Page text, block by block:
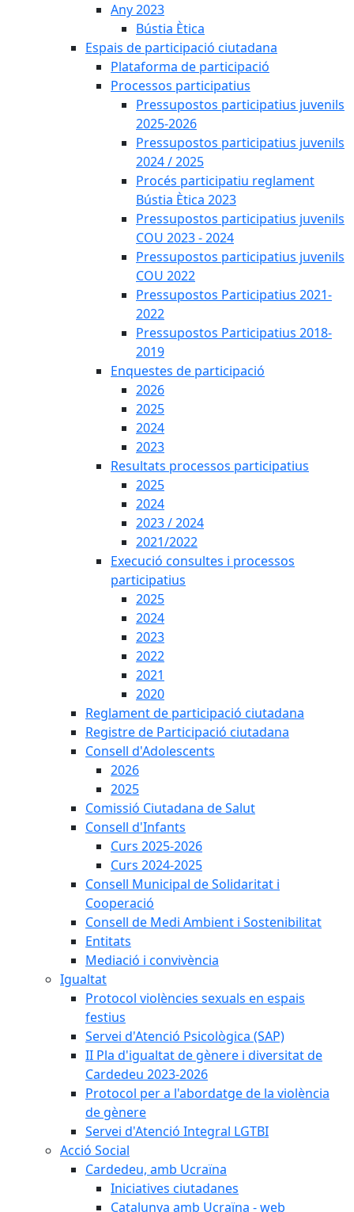
Any 2023
Bústia Ètica
Espais de participació ciutadana
Plataforma de participació
Processos participatius
Pressupostos participatius juvenils
2025-2026
Pressupostos participatius juvenils
2024 / 2025
Procés participatiu reglament
Bústia Ètica 2023
Pressupostos participatius juvenils
COU 2023 - 2024
Pressupostos participatius juvenils
COU 2022
Pressupostos Participatius 2021-
2022
Pressupostos Participatius 2018-
2019
Enquestes de participació
2026
2025
2024
2023
Resultats processos participatius
2025
2024
2023 / 2024
2021/2022
Execució consultes i processos
participatius
2025
2024
2023
2022
2021
2020
Reglament de participació ciutadana
Registre de Participació ciutadana
Consell d'Adolescents
2026
2025
Comissió Ciutadana de Salut
Consell d'Infants
Curs 2025-2026
Curs 2024-2025
Consell Municipal de Solidaritat i
Cooperació
Consell de Medi Ambient i Sostenibilitat
Entitats
Mediació i convivència
Igualtat
Protocol violències sexuals en espais
festius
Servei d'Atenció Psicològica (SAP)
II Pla d'igualtat de gènere i diversitat de
Cardedeu 2023-2026
Protocol per a l'abordatge de la violència
de gènere
Servei d'Atenció Integral LGTBI
Acció Social
Cardedeu, amb Ucraïna
Iniciatives ciutadanes
Catalunya amb Ucraïna - web